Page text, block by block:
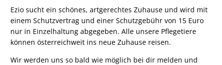
Ezio sucht ein schönes, artgerechtes Zuhause und wird mit
einem Schutzvertrag und einer Schutzgebühr von 15 Euro
nur in Einzelhaltung abgegeben. Alle unsere Pflegetiere
können österreichweit ins neue Zuhause reisen.
Wir werden uns so bald wie möglich bei dir melden und